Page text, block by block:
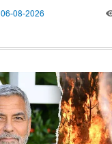
დასრულდეს“ - მირიან
06-08-2026